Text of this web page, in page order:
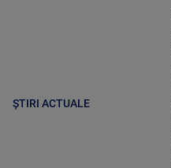
ȘTIRI ACTUALE